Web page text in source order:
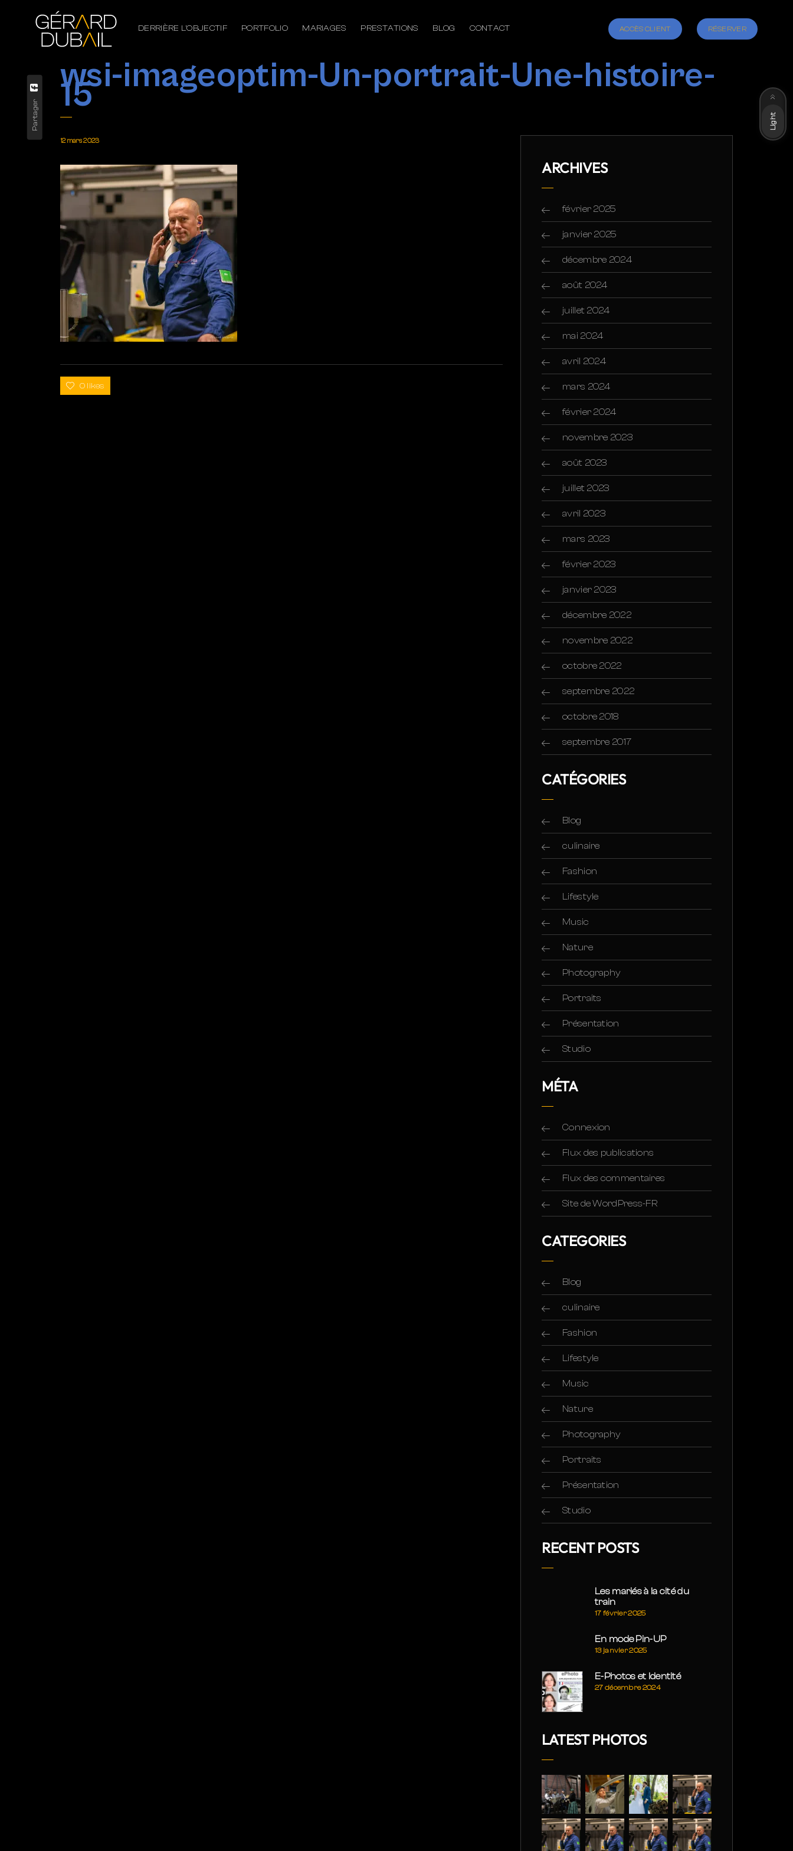
DERRIÈRE L’OBJECTIF PORTFOLIO MARIAGES PRESTATIONS BLOG CONTACT ACCÈS CLIENT RÉSERVER
wsi-imageoptim-Un-portrait-Une-histoire-
15
Partager
12 mars 2023
0 likes
ARCHIVES
février 2025
janvier 2025
décembre 2024
août 2024
juillet 2024
mai 2024
avril 2024
mars 2024
février 2024
novembre 2023
août 2023
juillet 2023
avril 2023
mars 2023
février 2023
janvier 2023
décembre 2022
novembre 2022
octobre 2022
septembre 2022
octobre 2018
septembre 2017
CATÉGORIES
Blog
culinaire
Fashion
Lifestyle
Music
Nature
Photography
Portraits
Présentation
Studio
MÉTA
Connexion
Flux des publications
Flux des commentaires
Site de WordPress-FR
CATEGORIES
Blog
culinaire
Fashion
Lifestyle
Music
Nature
Photography
Portraits
Présentation
Studio
RECENT POSTS
Les mariés à la cité du
train
17 février 2025
En mode Pin-UP
13 janvier 2025
E-Photos et Identité
27 décembre 2024
LATEST PHOTOS
Light
Dark